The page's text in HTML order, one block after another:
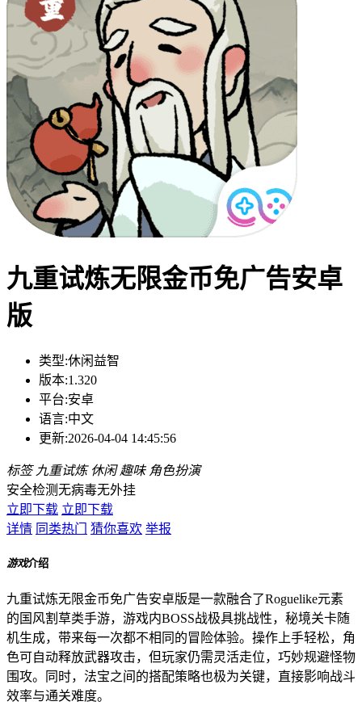
九重试炼无限金币免广告安卓
版
类型:休闲益智
版本:1.320
平台:安卓
语言:中文
更新:2026-04-04 14:45:56
标签 九重试炼 休闲 趣味 角色扮演
安全检测无病毒无外挂
立即下载 立即下载
详情 同类热门 猜你喜欢 举报
游戏介绍
九重试炼无限金币免广告安卓版是一款融合了Roguelike元素
的国风割草类手游，游戏内BOSS战极具挑战性，秘境关卡随
机生成，带来每一次都不相同的冒险体验。操作上手轻松，角
色可自动释放武器攻击，但玩家仍需灵活走位，巧妙规避怪物
围攻。同时，法宝之间的搭配策略也极为关键，直接影响战斗
效率与通关难度。